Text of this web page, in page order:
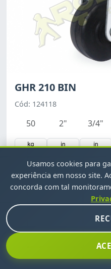
GHR 210 BIN
Cód: 124118
50 2" 3/4"
Usamos cookies para
experiência em nosso site.
concorda com tal